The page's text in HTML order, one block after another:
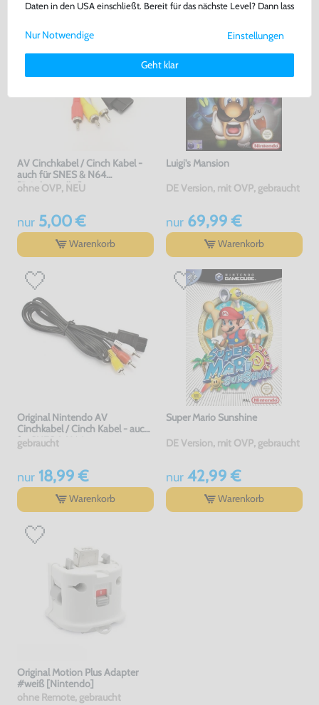
AV Cinchkabel / Cinch Kabel -
auch für SNES & N64
[Dritthersteller]
ohne OVP, NEU
nur5,00 €
Warenkorb
Luigi's Mansion
DE Version, mit OVP, gebraucht
nur69,99 €
Warenkorb
Original Nintendo AV
Cinchkabel / Cinch Kabel - auch
für SNES & N64
gebraucht
nur18,99 €
Warenkorb
Super Mario Sunshine
DE Version, mit OVP, gebraucht
nur42,99 €
Warenkorb
Original Motion Plus Adapter
#weiß [Nintendo]
ohne Remote, gebraucht
Daten in den USA einschließt. Bereit für das nächste Level? Dann lass
Weitere Informationen zu den von uns verwendeten Cookies und
Deinen Rechten als Nutzer findest Du in unsererDaten­schutz­
Impressum.
Einstellungen
Geht klar
Nur Notwendige